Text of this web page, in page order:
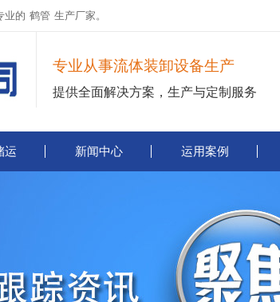
业的 鹤管 生产厂家。
专业从事流体装卸设备生产
提供全面解决方案，生产与定制服务
运 新闻中心 运用案例